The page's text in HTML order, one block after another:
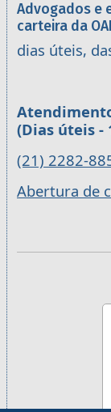
Advogados e
carteira da
dias úteis,
(Dias úteis -
(21) 2282-
Abertura de